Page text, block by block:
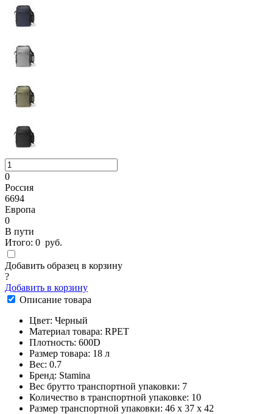
0
Россия
6694
Европа
0
В пути
Итого: 0 руб.
Добавить образец в корзину
?
Добавить в корзину
Описание товара
Цвет: Черный
Материал товара: RPET
Плотность: 600D
Размер товара: 18 л
Вес: 0.7
Бренд: Stamina
Вес брутто транспортной упаковки: 7
Количество в транспортной упаковке: 10
Размер транспортной упаковки: 46 x 37 x 42